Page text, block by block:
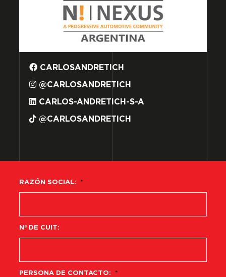
CARLOSANDRETICH
@CARLOSANDRETICH
CARLOS-ANDRETICH-S-A
@CARLOSANDRETICH
RAZÓN SOCIAL: *
Nº DE CUIT:
PERSONA DE CONTACTO: *